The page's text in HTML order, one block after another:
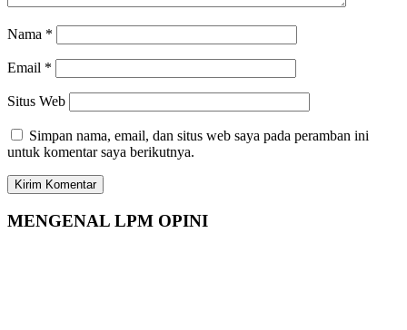
Nama *
Email *
Situs Web
Simpan nama, email, dan situs web saya pada peramban ini
untuk komentar saya berikutnya.
MENGENAL LPM OPINI